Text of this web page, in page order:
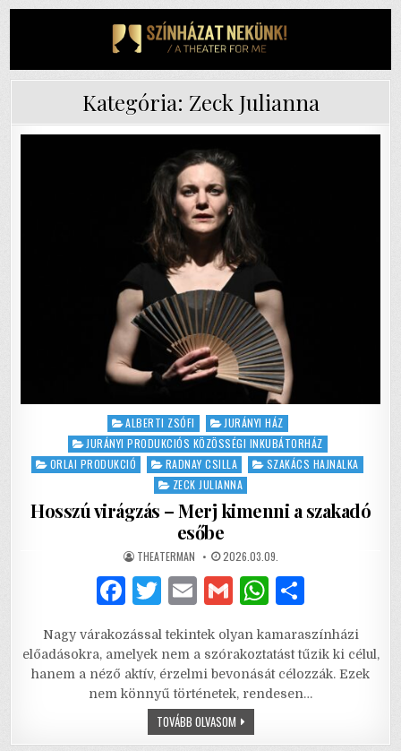
Kategória: Zeck Julianna
Posted
in
ALBERTI ZSÓFI
JURÁNYI HÁZ
JURÁNYI PRODUKCIÓS KÖZÖSSÉGI INKUBÁTORHÁZ
ORLAI PRODUKCIÓ
RADNAY CSILLA
SZAKÁCS HAJNALKA
ZECK JULIANNA
Hosszú virágzás – Merj kimenni a szakadó
esőbe
AUTHOR:
THEATERMAN PUBLISHED
DATE:
2026.03.09.
F
c
e
b
T
it
te
r
E
ai
l
G
ai
l
W
at
s
A
ar
e
Nagy várakozással tekintek olyan kamaraszínházi
előadásokra, amelyek nem a szórakoztatást tűzik ki célul,
hanem a néző aktív, érzelmi bevonását célozzák. Ezek
nem könnyű történetek, rendesen…
TOVÁBB OLVASOMHOSSZÚ
VIRÁGZÁS
–